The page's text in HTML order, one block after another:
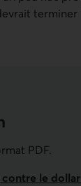
terminer
PDF.
le